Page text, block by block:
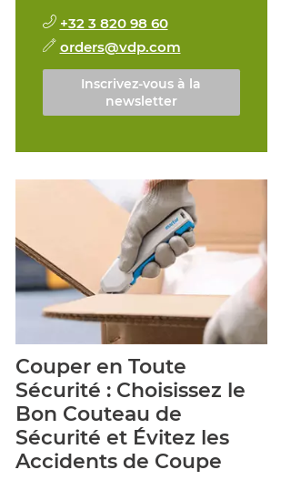
+32 3 820 98 60
orders@vdp.com
Inscrivez-vous à la
newsletter
Couper en Toute
Sécurité : Choisissez le
Bon Couteau de
Sécurité et Évitez les
Accidents de Coupe